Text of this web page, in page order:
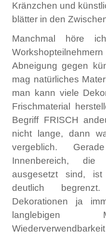
Kränzchen und
blätter in den
Manchmal höre
Abneigung gegen
mag natürliches
man kann viele
Frischmaterial
Begriff FRISCH
nicht lange, dann
vergeblich.
Innenbereich, die
ausgesetzt sind,
deutlich
Dekorationen ja
langlebigen